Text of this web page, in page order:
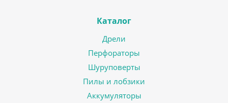
Каталог
Дрели
Перфораторы
Шуруповерты
Пилы и лобзики
Аккумуляторы